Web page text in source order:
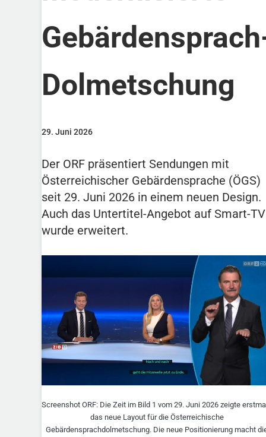
Dolmetschung
29. Juni 2026
Der ORF präsentiert Sendungen mit
Österreichischer Gebärdensprache (ÖGS)
seit 29. Juni 2026 in einem neuen Design.
Auch das Untertitel-Angebot auf Smart-
wurde erweitert.
Screenshot ORF: Die Zeit im Bild 1 vom 29. Juni 2026 zeigte
das neue Layout für die Österreichische
Gebärdensprachdolmetschung. Die neue Positionierung macht